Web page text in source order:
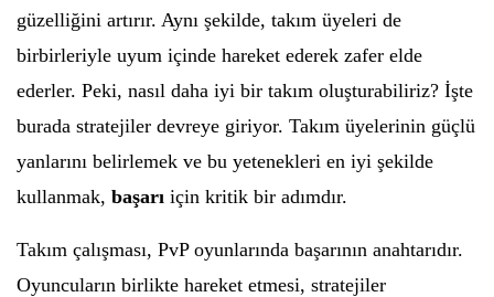
güzelliğini artırır. Aynı şekilde, takım üyeleri de
birbirleriyle uyum içinde hareket ederek zafer elde
ederler. Peki, nasıl daha iyi bir takım oluşturabiliriz? İşte
burada stratejiler devreye giriyor. Takım üyelerinin güçlü
yanlarını belirlemek ve bu yetenekleri en iyi şekilde
kullanmak, başarı için kritik bir adımdır.
Takım çalışması, PvP oyunlarında başarının anahtarıdır.
Oyuncuların birlikte hareket etmesi, stratejiler